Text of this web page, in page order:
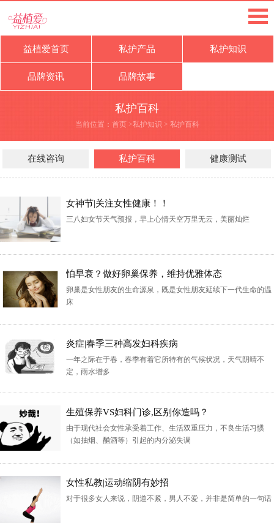
益植爱首页 私护产品 私护知识
品牌资讯 品牌故事
私护百科
当前位置： 首页>私护知识 > 私护百科
在线咨询 私护百科 健康测试
女神节|关注女性健康！！
三八妇女节天气预报，早上心情天空万里无云，美丽灿烂
怕早衰？做好卵巢保养，维持优雅体态
卵巢是女性朋友的生命源泉，既是女性朋友延续下一代生命的温
床
炎症|春季三种高发妇科疾病
一年之际在于春，春季有着它所特有的气候状况，天气阴晴不
定，雨水增多
生殖保养VS妇科门诊,区别你造吗？
​由于现代社会女性承受着工作、生活双重压力，不良生活习惯
（如抽烟、酗酒等）引起的内分泌失调
女性私教|运动缩阴有妙招
对于很多女人来说，阴道不紧，男人不爱，并非是简单的一句话